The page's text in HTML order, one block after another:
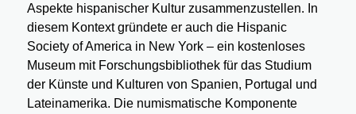
Aspekte hispanischer Kultur zusammenzustellen. In
diesem Kontext gründete er auch die Hispanic
Society of America in New York – ein kostenloses
Museum mit Forschungsbibliothek für das Studium
der Künste und Kulturen von Spanien, Portugal und
Lateinamerika. Die numismatische Komponente